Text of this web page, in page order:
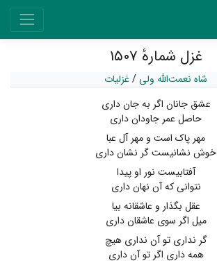
غزل شمارهٔ ۱۵۰۷
شاه نعمت‌الله ولی/ غزلیات
عشق جانان اگر به جان داری
حاصل عمر جاودان داری
مهر پاک است و مهر آل عبا
خوش نشانیست گر نشان داری
آفتابیست نور او پیدا
نتوانی که آن نهان داری
عقل بگذار و عاشقانه بیا
میل اگر سوی عاشقان داری
گر نداری تو آن نداری هیچ
همه داری اگر تو آن داری